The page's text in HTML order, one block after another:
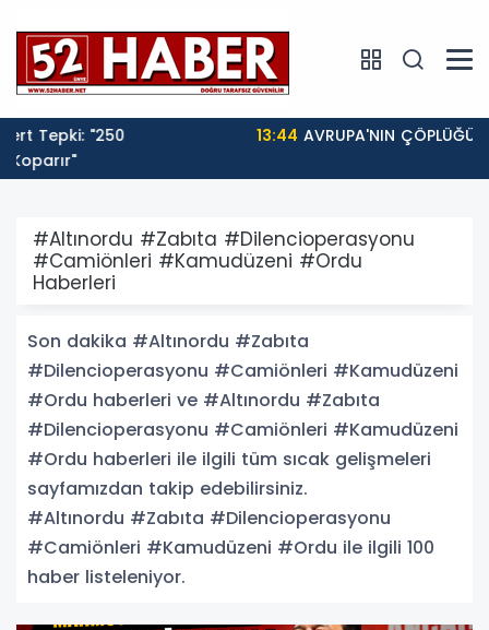
13:44 AVRUPA'NIN ÇÖPLÜĞÜ MÜYÜZ?
#Altınordu #Zabıta #Dilencioperasyonu
#Camiönleri #Kamudüzeni #Ordu
Haberleri
Son dakika #Altınordu #Zabıta
#Dilencioperasyonu #Camiönleri #Kamudüzeni
#Ordu haberleri ve #Altınordu #Zabıta
#Dilencioperasyonu #Camiönleri #Kamudüzeni
#Ordu haberleri ile ilgili tüm sıcak gelişmeleri
sayfamızdan takip edebilirsiniz.
#Altınordu #Zabıta #Dilencioperasyonu
#Camiönleri #Kamudüzeni #Ordu ile ilgili 100
haber listeleniyor.